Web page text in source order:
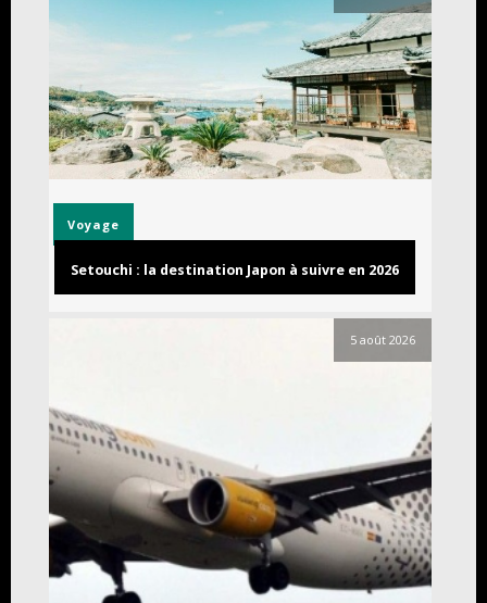
Voyage
Setouchi : la destination Japon à suivre en 2026
5 août 2026